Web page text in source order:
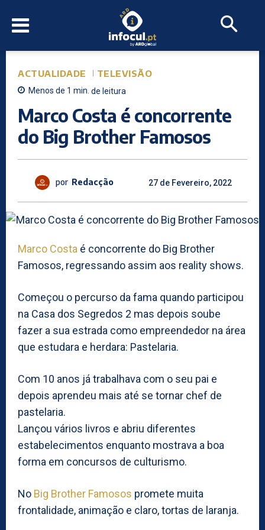
ACTUALIDADE TELEVISÃO
Menos de 1 min. de leitura
Marco Costa é concorrente
do Big Brother Famosos
por Redacção 27 de Fevereiro, 2022
Marco Costa é concorrente do Big Brother
Famosos, regressando assim aos reality shows.
Começou o percurso da fama quando participou
na Casa dos Segredos 2 mas depois soube
fazer a sua estrada como empreendedor na área
que estudara e herdara: Pastelaria.
Com 10 anos já trabalhava com o seu pai e
depois aprendeu mais até se tornar chef de
pastelaria.
Lançou vários livros e abriu diferentes
estabelecimentos enquanto mostrava a boa
forma em concursos de culturismo.
No Big Brother Famosos promete muita
frontalidade, animação e claro, tortas de laranja.